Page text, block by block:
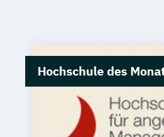
Hochschule des